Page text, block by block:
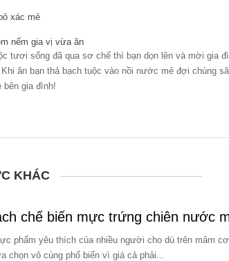
xác mẻ
nếm gia vị vừa ăn
tươi sống đã qua sơ chế thì bạn dọn lên và mời gia
ăn bạn thả bạch tuộc vào nồi nước mẻ đợi chúng
bên gia đình!
KHÁC
chế biến mực trứng chiên nước
phẩm yêu thích của nhiều người cho dù trên mâm
chọn vô cùng phổ biến vì giá cả phải...